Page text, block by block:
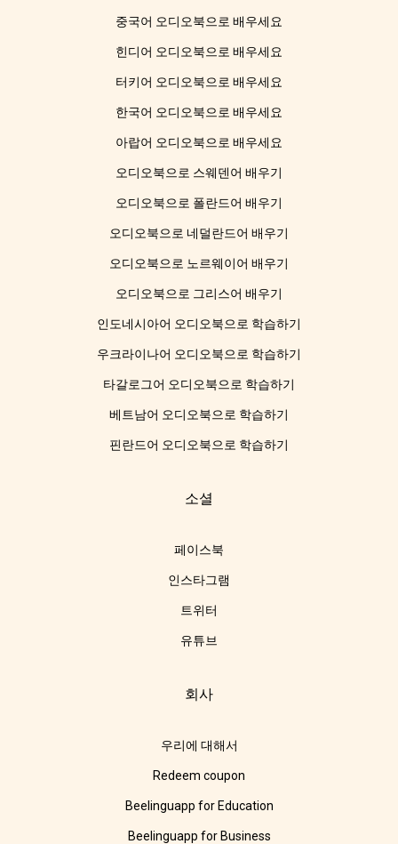
중국어 오디오북으로 배우세요
힌디어 오디오북으로 배우세요
터키어 오디오북으로 배우세요
한국어 오디오북으로 배우세요
아랍어 오디오북으로 배우세요
오디오북으로 스웨덴어 배우기
오디오북으로 폴란드어 배우기
오디오북으로 네덜란드어 배우기
오디오북으로 노르웨이어 배우기
오디오북으로 그리스어 배우기
인도네시아어 오디오북으로 학습하기
우크라이나어 오디오북으로 학습하기
타갈로그어 오디오북으로 학습하기
베트남어 오디오북으로 학습하기
핀란드어 오디오북으로 학습하기
소셜
페이스북
인스타그램
트위터
유튜브
회사
우리에 대해서
Redeem coupon
Beelinguapp for Education
Beelinguapp for Business